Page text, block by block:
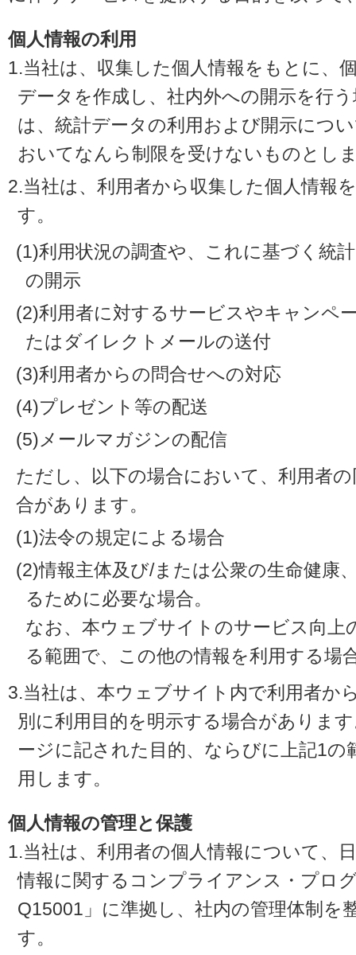
個人情報の利用
1.当社は、収集した個人情報をもとに、
データを作成し、社内外への開示を行
は、統計データの利用および開示につ
おいてなんら制限を受けないものとし
2.当社は、利用者から収集した個人情報
す。
(1)利用状況の調査や、これに基づく統
の開示
(2)利用者に対するサービスやキャンペ
たはダイレクトメールの送付
(3)利用者からの問合せへの対応
(4)プレゼント等の配送
(5)メールマガジンの配信
ただし、以下の場合において、利用者
合があります。
(1)法令の規定による場合
(2)情報主体及び/または公衆の生命健康
るために必要な場合。
なお、本ウェブサイトのサービス向上
る範囲で、この他の情報を利用する場
3.当社は、本ウェブサイト内で利用者か
別に利用目的を明示する場合がありま
ージに記された目的、ならびに上記1の
用します。
個人情報の管理と保護
1.当社は、利用者の個人情報について、
情報に関するコンプライアンス・プロ
Q15001」に準拠し、社内の管理体制を
す。